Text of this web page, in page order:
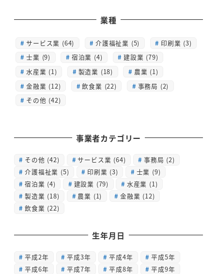
業種
サービス業 (64) 介護福祉業 (5)
印刷業 (3)
士業 (9)
宿泊業 (4)
建設業 (79)
水産業 (1)
製造業 (18)
農業 (1)
金融業 (12)
飲食業 (22)
事務局 (2)
その他 (42)
事業者カテゴリー
その他 (42) サービス業 (64) 事務局 (2)
介護福祉業 (5) 印刷業 (3) 士業 (9)
宿泊業 (4) 建設業 (79) 水産業 (1)
製造業 (18) 農業 (1) 金融業 (12)
飲食業 (22)
生年月日
平成2年 平成3年 平成4年
平成5年
平成6年
平成7年 平成8年
平成9年